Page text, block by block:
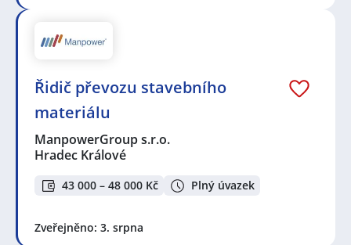
Řidič převozu stavebního
materiálu
ManpowerGroup s.r.o.
Hradec Králové
43 000 – 48 000 Kč Plný úvazek
Zveřejněno: 3. srpna